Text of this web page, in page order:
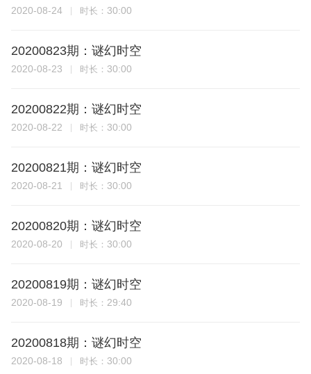
2020-08-24 时长： 30:00
20200823期：谜幻时空
2020-08-23 时长： 30:00
20200822期：谜幻时空
2020-08-22 时长： 30:00
20200821期：谜幻时空
2020-08-21 时长： 30:00
20200820期：谜幻时空
2020-08-20 时长： 30:00
20200819期：谜幻时空
2020-08-19 时长： 29:40
20200818期：谜幻时空
2020-08-18 时长： 30:00